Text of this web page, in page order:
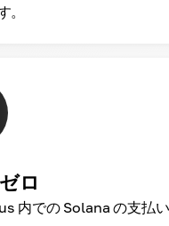
。
ロ
内での Solana の支払